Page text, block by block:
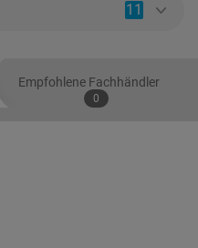
11
Empfohlene Fachhändler
0